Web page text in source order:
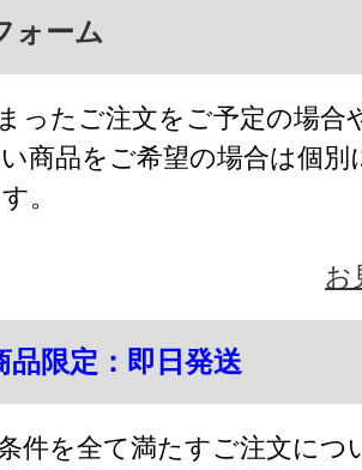
ォーム
ったご注文をご予定の場合
商品をご希望の場合は個別
。
お
品限定：即日発送
を全て満たすご注文につ